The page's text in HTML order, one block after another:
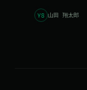
YS 山田 翔太郎